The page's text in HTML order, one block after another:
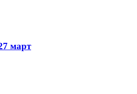
март